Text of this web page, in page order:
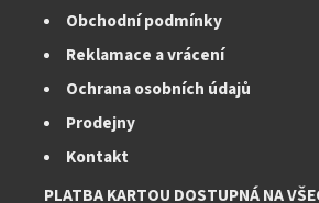
Obchodní podmínky
Reklamace a vrácení
Ochrana osobních údajů
Prodejny
Kontakt
PLATBA KARTOU DOSTUPNÁ NA